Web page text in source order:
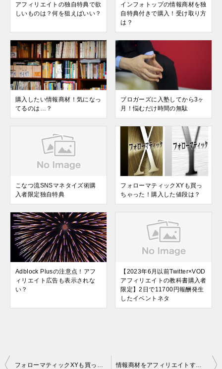
アフィリエイトの独自特典で欲
しいものは？何を狙えばいい？
インフォトップの情報商材を独
自特典付きで購入！受け取り方
は？
購入したい情報商材！気になっ
てるのは…？
ブロガーズに入塾してから3ヶ
月！悩むだけ時間の無駄
こなつ流SNSマネタイズ術購
入者限定独自特典
フォローマティックXYも買っ
ちゃった！購入した値段は？
Adblock Plusの注意点！アフ
ィリエイト広告も表示されな
い？
【2023年6月以前Twitter×VOD
アフィリエイトの教科書購入者
限定】2日で11700円報酬発生
したイベントネタ
投